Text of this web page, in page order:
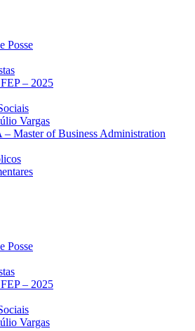
Posse
– 2025
Vargas
Master of Business Administration
Posse
– 2025
Vargas